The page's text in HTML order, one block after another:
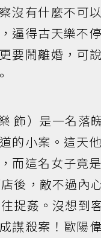
沒有什麼不可
逼得古天樂不
要鬧離婚，可
飾）是一名落
的小案。這天
而這名女子竟
後，敵不過
捉姦。沒想到
謀殺案！歐陽